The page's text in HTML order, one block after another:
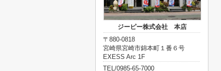
ジーピー株式会社 本店
〒880-0818
宮崎県宮崎市錦本町１番６号
EXESS Arc 1F
TEL/0985-65-7000